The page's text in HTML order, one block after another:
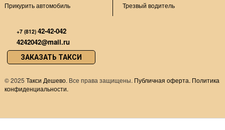
Прикурить автомобиль
Трезвый водитель
+7 (812) 42-42-042
4242042@mail.ru
ЗАКАЗАТЬ ТАКСИ
©2025 Такси Дешево. Все права защищены. Публичная оферта. Политика
конфиденциальности.